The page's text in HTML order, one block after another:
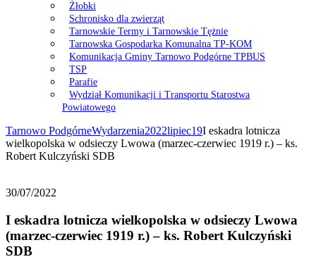
Żłobki
Schronisko dla zwierząt
Tarnowskie Termy i Tarnowskie Tężnie
Tarnowska Gospodarka Komunalna TP-KOM
Komunikacja Gminy Tarnowo Podgórne TPBUS
TSP
Parafie
Wydział Komunikacji i Transportu Starostwa
Powiatowego
Tarnowo PodgórneWydarzenia2022lipiec19I eskadra lotnicza
wielkopolska w odsieczy Lwowa (marzec-czerwiec 1919 r.) – ks.
Robert Kulczyński SDB
30/07/2022
I eskadra lotnicza wielkopolska w odsieczy Lwowa
(marzec-czerwiec 1919 r.) – ks. Robert Kulczyński
SDB